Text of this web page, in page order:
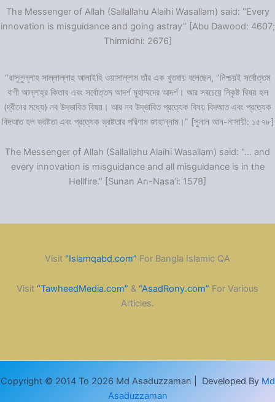
The Messenger of Allah (Sallallahu Alaihi Wasallam) said: “Every
innovation is misguidance and going astray” [Abu Dawood: 4607;
Thirmidhi: 2676]
“রাসূলুল্লাহ সাল্লাল্লাহু আলাইহি ওয়াসাল্লাম তাঁর এক খুতবায় বলেছেন, “নিশ্চয়ই সর্বোত্তম
বাণী আল্লাহ্‌র কিতাব এবং সর্বোত্তম আদর্শ মুহাম্মদের আদর্শ। আর সবচেয়ে নিকৃষ্ট বিষয় হল
(দ্বীনের মধ্যে) নব উদ্ভাবিত বিষয়। আর নব উদ্ভাবিত প্রত্যেক বিষয় বিদআত এবং প্রত্যেক
বিদআত হল ভ্রষ্টতা এবং প্রত্যেক ভ্রষ্টতার পরিণাম জাহান্নাম।” [সুনান আন-নাসায়ী: ১৫৭৮]
The Messenger of Allah (Sallallahu Alaihi Wasallam) said: “… and
every innovation is misguidance and all misguidance is in the
Hellfire.” [Sunan An-Nasa’i: 1578]
Visit “Islamqabd.com” For Bangla Islamic QA
Visit “TawheedMedia.com” & “AsadRony.com” For Various
Articles.
Copyright © 2014 To 2026 Md Asaduzzaman | Developed By Md
Asaduzzaman